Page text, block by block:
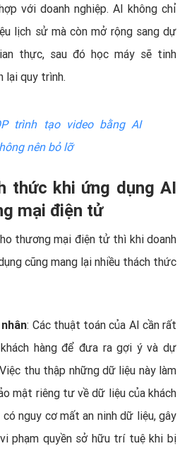
với doanh nghiệp. AI không chỉ
lịch sử mà còn mở rộng sang dự
thực, sau đó học máy sẽ tinh
lại quy trình.
trình tạo video bằng AI
nên bỏ lỡ
thức khi ứng dụng AI
mại điện tử
thương mại điện tử thì khi doanh
cũng mang lại nhiều thách thức
: Các thuật toán của AI cần rất
hàng để đưa ra gợi ý và dự
thu thập những dữ liệu này làm
mật riêng tư về dữ liệu của khách
có nguy cơ mất an ninh dữ liệu, gây
phạm quyền sở hữu trí tuệ khi bị